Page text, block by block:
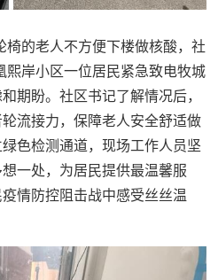
椅的老人不方便下楼做核酸，社
熙岸小区一位居民紧急致电牧城
期盼。社区书记了解情况后，
流接力，保障老人安全舒适做
色检测通道，现场工作人员坚
一处，为居民提供最温馨服
情防控阻击战中感受丝丝温